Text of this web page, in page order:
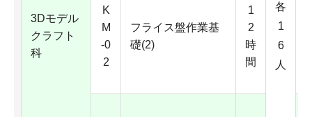
3Dモデル
クラフト
科
各
1
6
人
K
M
-0
2
フライス盤作業基
礎(2)
1
2
時
間